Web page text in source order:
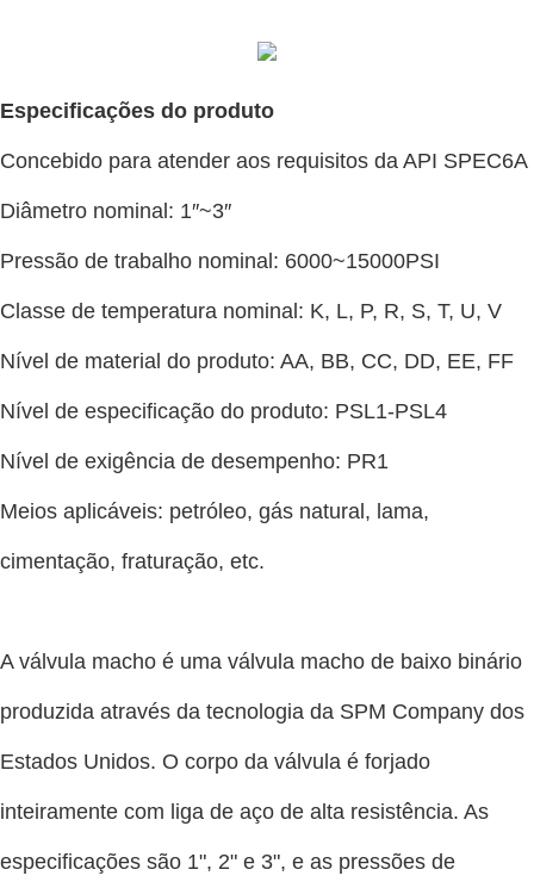
Especificações do produto
Concebido para atender aos requisitos da API SPEC6A
Diâmetro nominal: 1″~3″
Pressão de trabalho nominal: 6000~15000PSI
Classe de temperatura nominal: K, L, P, R, S, T, U, V
Nível de material do produto: AA, BB, CC, DD, EE, FF
Nível de especificação do produto: PSL1-PSL4
Nível de exigência de desempenho: PR1
Meios aplicáveis: petróleo, gás natural, lama,
cimentação, fraturação, etc.
A válvula macho é uma válvula macho de baixo binário
produzida através da tecnologia da SPM Company dos
Estados Unidos. O corpo da válvula é forjado
inteiramente com liga de aço de alta resistência. As
especificações são 1", 2" e 3", e as pressões de